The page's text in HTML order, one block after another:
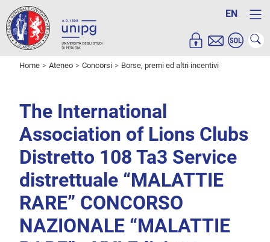
EN
Home Ateneo Concorsi Borse, premi ed altri incentivi
The International
Association of Lions Clubs
Distretto 108 Ta3 Service
distrettuale “MALATTIE
RARE” CONCORSO
NAZIONALE “MALATTIE